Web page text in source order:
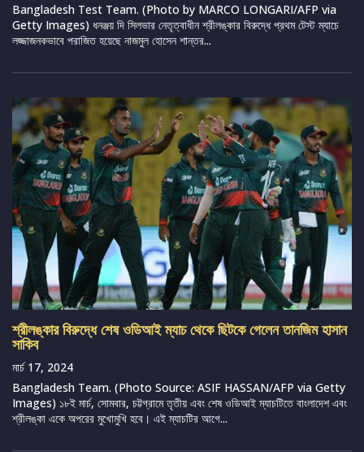
Bangladesh Test Team. (Photo by MARCO LONGARI/AFP via
Getty Images) ধনঞ্জয় দি সিলভার নেতৃত্বাধীন শ্রীলঙ্কার বিরুদ্ধে প্রথম টেস্ট ম্যাচে
লজ্জাজনকভাবে পরাজিত হয়েছে নাজমুল হোসেন শান্তর...
শ্রীলঙ্কার বিরুদ্ধে শেষ ওডিআই ম্যাচ থেকে ছিটকে গেলেন তানজিম হাসান
সাকিব
মার্চ 17, 2024
Bangladesh Team. (Photo Source: ASIF HASSAN/AFP via Getty
Images) ১৮ই মার্চ, সোমবার, চট্টগ্রামে তৃতীয় এবং শেষ ওডিআই ম্যাচটিতে বাংলাদেশ এবং
শ্রীলঙ্কা একে অপরের মুখোমুখি হবে। এই ম্যাচটির আগে...